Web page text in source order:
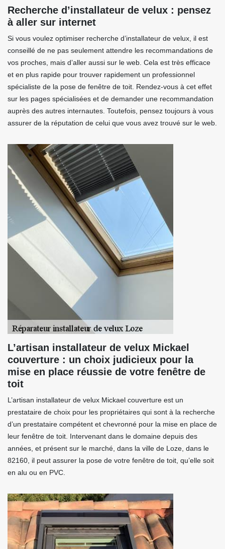
Recherche d’installateur de velux : pensez
à aller sur internet
Si vous voulez optimiser recherche d’installateur de velux, il est
conseillé de ne pas seulement attendre les recommandations de
vos proches, mais d’aller aussi sur le web. Cela est très efficace
et en plus rapide pour trouver rapidement un professionnel
spécialiste de la pose de fenêtre de toit. Rendez-vous à cet effet
sur les pages spécialisées et de demander une recommandation
auprès des autres internautes. Toutefois, pensez toujours à vous
assurer de la réputation de celui que vous avez trouvé sur le web.
L’artisan installateur de velux Mickael
couverture : un choix judicieux pour la
mise en place réussie de votre fenêtre de
toit
L’artisan installateur de velux Mickael couverture est un
prestataire de choix pour les propriétaires qui sont à la recherche
d’un prestataire compétent et chevronné pour la mise en place de
leur fenêtre de toit. Intervenant dans le domaine depuis des
années, et présent sur le marché, dans la ville de Loze, dans le
82160, il peut assurer la pose de votre fenêtre de toit, qu’elle soit
en alu ou en PVC.